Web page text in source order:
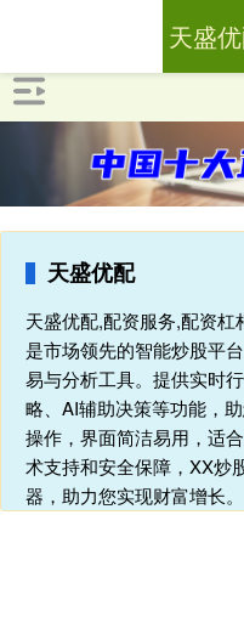
天盛优配
天盛优配,配资服务,配资
是市场领先的智能炒股平
易与分析工具。提供实时
略、AI辅助决策等功能，
操作，界面简洁易用，适
术支持和安全保障，XX炒
器，助力您实现财富增长。
天盛